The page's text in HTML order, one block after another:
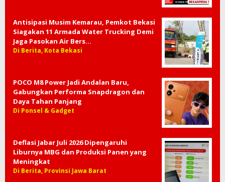
Antisipasi Musim Kemarau, Pemkot Bekasi
Siagakan 11 Armada Water Trucking Demi
Jaga Pasokan Air Bers…
Di Berita, Kota Bekasi
POCO M8 Power Jadi Andalan Baru,
Gabungkan Performa Snapdragon dan
Daya Tahan Panjang
Di Ponsel & Gadget
Deflasi Jabar Juli 2026 Dipengaruhi
Liburnya MBG dan Produksi Panen yang
Meningkat
Di Berita, Provinsi Jawa Barat